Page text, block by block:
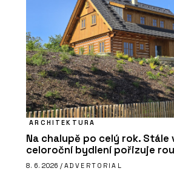
ARCHITEKTURA
Na chalupě po celý rok. Stále
celoroční bydlení pořizuje
8. 6. 2026 / ADVERTORIAL